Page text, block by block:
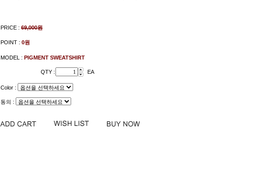
PRICE : 69,000원
POINT : 0원
MODEL : PIGMENT SWEATSHIRT
QTY : EA
Color :
동의 :